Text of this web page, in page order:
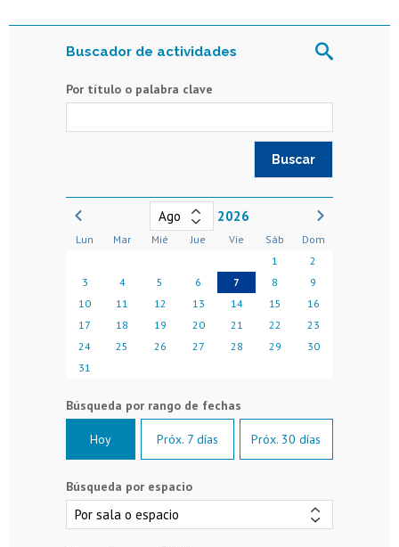
Buscador de actividades
Por título o palabra clave
2026
Lun Mar Mié Jue Vie Sáb
Dom
1
2
3
4 5 6 7 8
9
10
11 12 13 14 15
16
17
18 19 20 21 22
23
24
25 26 27 28 29
30
31
Hoy Próx. 7 días Próx. 30 días
Búsqueda por espacio